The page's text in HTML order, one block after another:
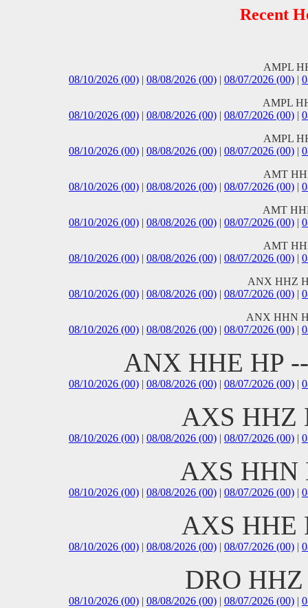
Recent
AMPL
08/10/2026 (00) | 08/08/2026 (00) | 08/07/2026 (00) |
AMPL
08/10/2026 (00) | 08/08/2026 (00) | 08/07/2026 (00) |
AMPL
08/10/2026 (00) | 08/08/2026 (00) | 08/07/2026 (00) |
AMT
08/10/2026 (00) | 08/08/2026 (00) | 08/07/2026 (00) |
AMT
08/10/2026 (00) | 08/08/2026 (00) | 08/07/2026 (00) |
AMT
08/10/2026 (00) | 08/08/2026 (00) | 08/07/2026 (00) |
ANX HHZ
08/10/2026 (00) | 08/08/2026 (00) | 08/07/2026 (00) |
ANX HHN
08/10/2026 (00) | 08/08/2026 (00) | 08/07/2026 (00) |
ANX HHE HP
08/10/2026 (00) | 08/08/2026 (00) | 08/07/2026 (00) |
AXS HHZ
08/10/2026 (00) | 08/08/2026 (00) | 08/07/2026 (00) |
AXS HHN
08/10/2026 (00) | 08/08/2026 (00) | 08/07/2026 (00) |
AXS HHE
08/10/2026 (00) | 08/08/2026 (00) | 08/07/2026 (00) |
DRO
08/10/2026 (00) | 08/08/2026 (00) | 08/07/2026 (00) |